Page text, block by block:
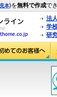
見本)を無料で作成で
法
学
研